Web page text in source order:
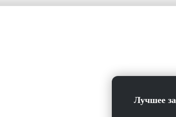
Лучшее за